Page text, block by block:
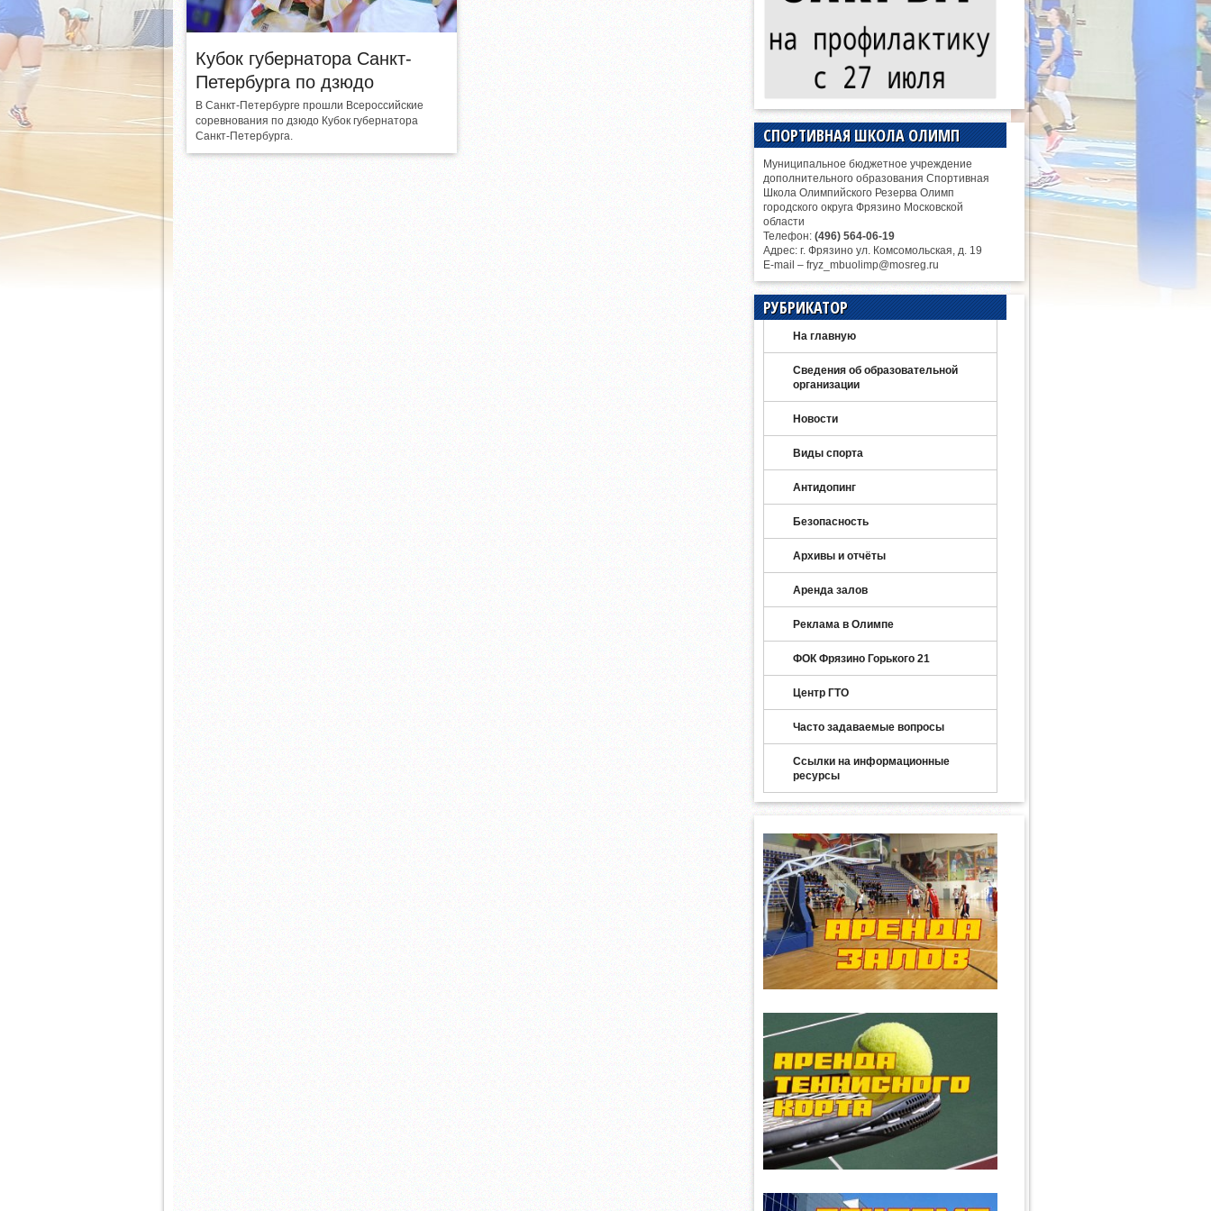
Кубок губернатора Санкт-
Петербурга по дзюдо
В Санкт-Петербурге прошли Всероссийские
соревнования по дзюдо Кубок губернатора
Санкт-Петербурга.
СПОРТИВНАЯ ШКОЛА ОЛИМП
Муниципальное бюджетное учреждение
дополнительного образования Спортивная
Школа Олимпийского Резерва Олимп
городского округа Фрязино Московской
области
Телефон: (496) 564-06-19
Адрес: г. Фрязино ул. Комсомольская, д. 19
E-mail – fryz_mbuolimp@mosreg.ru
РУБРИКАТОР
На главную
Сведения об образовательной
организации
Новости
Виды спорта
Антидопинг
Безопасность
Архивы и отчёты
Аренда залов
Реклама в Олимпе
ФОК Фрязино Горького 21
Центр ГТО
Часто задаваемые вопросы
Ссылки на информационные
ресурсы